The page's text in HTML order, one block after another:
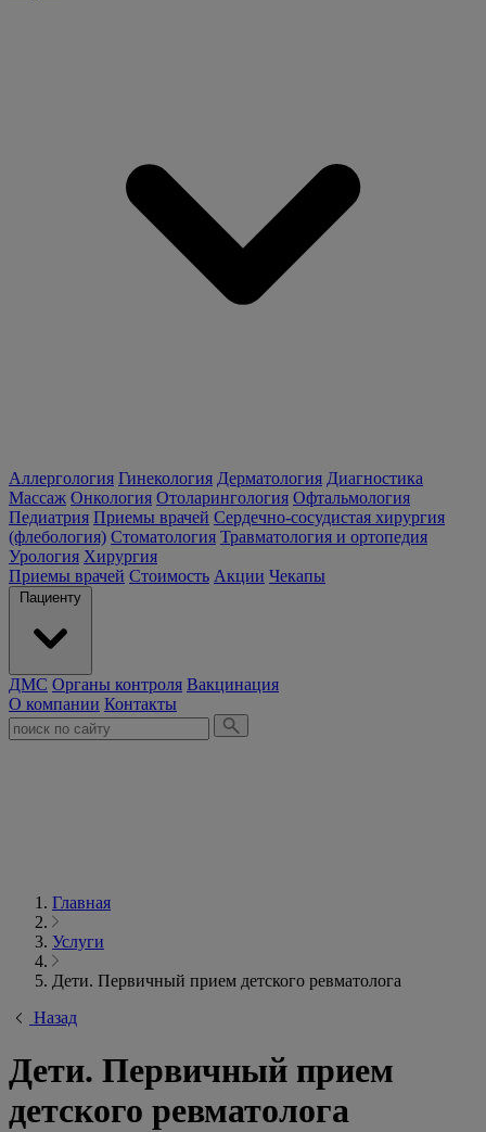
Аллергология Гинекология Дерматология Диагностика
Массаж Онкология Отоларингология Офтальмология
Педиатрия Приемы врачей Сердечно-сосудистая хирургия
(флебология) Стоматология Травматология и ортопедия
Урология Хирургия
Приемы врачей Стоимость Акции Чекапы
Пациенту
ДМС Органы контроля Вакцинация
О компании Контакты
Главная
Услуги
Дети. Первичный прием детского ревматолога
Назад
Дети. Первичный прием
детского ревматолога